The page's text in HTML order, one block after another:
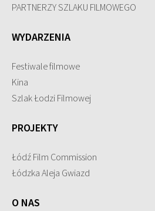
PARTNERZY SZLAKU FILMOWEGO
WYDARZENIA
Festiwale filmowe
Kina
Szlak Łodzi Filmowej
PROJEKTY
Łódź Film Commission
Łódzka Aleja Gwiazd
O NAS